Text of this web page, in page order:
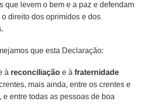
que levem o bem e a paz e defendam
o direito dos oprimidos e dos
que esta Declaração:
à reconciliação e àfraternidade
mais ainda, entre os crentes e
e entre todas as pessoas de boa